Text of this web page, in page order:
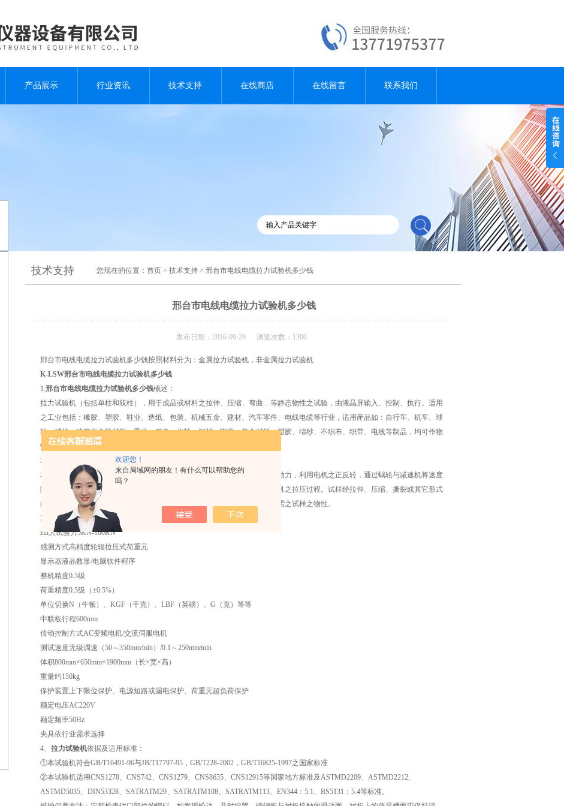
欢迎您！
来自局域网的朋友！有什么可以帮助您的
吗？
产品展示 行业资讯 技术支持 在线商店 在线留言 联系我们
技术支持 您现在的位置： 首页 > 技术支持 > 邢台市电线电缆拉力试验机多少钱
邢台市电线电缆拉力试验机多少钱
发布日期：2016-09-29 浏览次数：1300
邢台市电线电缆拉力试验机多少钱按照材料分为：金属拉力试验机，非金属拉力试验机
K-LSW邢台市电线电缆拉力试验机多少钱
1.邢台市电线电缆拉力试验机多少钱概述：
拉力试验机（包括单柱和双柱），用于成品或材料之拉伸、压缩、弯曲…等静态物性之试验，由液晶屏输入、控制、执行。适用
之工业包括：橡胶、塑胶、鞋业、造纸、包装、机械五金、建材、汽车零件、电线电缆等行业，适用産品如：自行车、机车、球
拍、球棒、建筑五金等材料、零件、链条、齿轮、钢材、陶瓷、复合材料、塑胶、绵纱、不织布、织带、电线等制品，均可作物
性检验。
2.
本试验机机主要由电气和机械两部分组成；机械部分以电气部分之电机为原动力，利用电机之正反转，通过蜗轮与减速机将速度
降到试验所需之速度，再经丝杆传动，带动中联板上下移动配合夹具实现夹具之拉压过程。试样经拉伸、压缩、撕裂或其它形式
的破坏后可直接读出拉力、压力值、撕裂力值或其它形式的力值，以求得所需之试样之物性。
3.
拉力试验机规格参数：
zui大试验力5KN-100KN
感测方式高精度轮辐拉压式荷重元
显示器液晶数显/电脑软件程序
整机精度0.5级
荷重精度0.5级（±0.5℅）
单位切换N（牛顿）、KGF（千克）、LBF（英磅）、G（克）等等
中联板行程600mm
传动控制方式AC变频电机/交流伺服电机
测试速度无级调速（50～350mm∕min）/0.1～250mm∕min
体积800mm×650mm×1900mm（长×宽×高）
重量约150kg
保护装置上下限位保护、电源短路或漏电保护、荷重元超负荷保护
额定电压AC220V
额定频率50Hz
夹具依行业需求选择
4、 拉力试验机依据及适用标准：
①本试验机符合GB/T16491-96与JB/T17797-95，GB/T228-2002，GB/T16825-1997之国家标准
②本试验机适用CNS1278、CNS742、CNS1279、CNS8635、CNS12915等国家地方标准及ASTMD2209、ASTMD2212、
ASTMD5035、DIN53328、SATRATM29、SATRATM108、SATRATM113、EN344：5.1、BS5131：5.4等标准。